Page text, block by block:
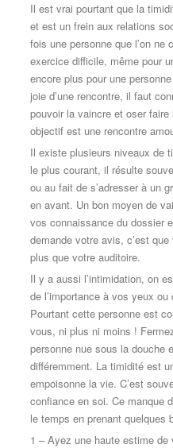
Il est vrai pourtant que la
et est un frein aux relations
fois une personne que l’on
exercice difficile, même pour
encore plus pour une
joie d’une rencontre, il faut
pouvoir la vaincre et oser
objectif est une rencontre
Il existe plusieurs niveaux de
le plus courant, il résulte
ou au fait de s’adresser à un
en avant. Un bon moyen de
vos connaissance du dossier
demande votre avis, c’est
plus que votre auditoire.
Il y a aussi l’intimidation, on
de l’importance à vos yeux
Pourtant cette personne est
vous, ni plus ni moins !
personne nue sous la douche
différemment. La timidité est
empoisonne la vie. C’est
confiance en soi. Ce manque
le temps en prenant quelques
1 – Ayez une haute estime